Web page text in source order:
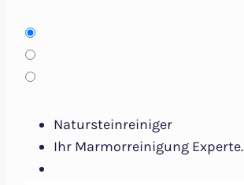
Natursteinreiniger
Ihr Marmorreinigung Experte.